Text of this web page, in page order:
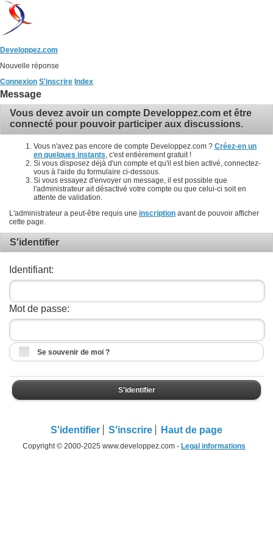
Developpez.com
Nouvelle réponse
Connexion S'inscrire Index
Message
Vous devez avoir un compte Developpez.com et être
connecté pour pouvoir participer aux discussions.
Vous n'avez pas encore de compte Developpez.com ? Créez-en un
en quelques instants , c'est entièrement gratuit !
Si vous disposez déjà d'un compte et qu'il est bien activé, connectez-
vous à l'aide du formulaire ci-dessous.
Si vous essayez d'envoyer un message, il est possible que
l'administrateur ait désactivé votre compte ou que celui-ci soit en
attente de validation.
L'administrateur a peut-être requis une inscription avant de pouvoir afficher
cette page.
S'identifier
Identifiant:
Mot de passe:
Se souvenir de moi ?
S'identifier
S'identifier S'inscrire Haut de page
Copyright © 2000-2025 www.developpez.com - Legal informations